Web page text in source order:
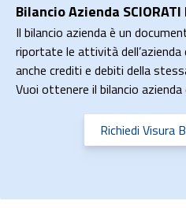
Bilancio Azienda SCIORATI
Il bilancio azienda è un
riportate le attività dell’azienda
anche crediti e debiti della
Vuoi ottenere il bilancio azienda
Richiedi Visura